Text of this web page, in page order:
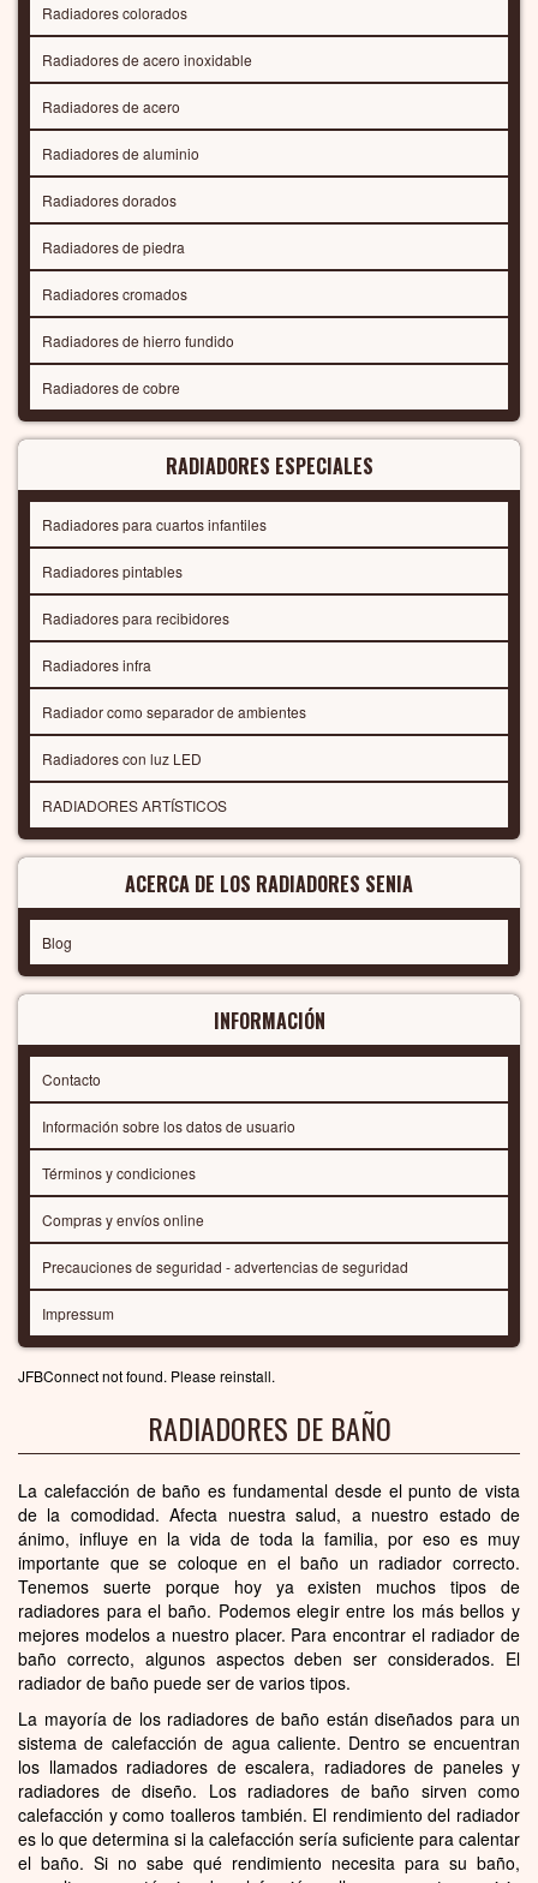
Radiadores colorados
Radiadores de acero inoxidable
Radiadores de acero
Radiadores de aluminio
Radiadores dorados
Radiadores de piedra
Radiadores cromados
Radiadores de hierro fundido
Radiadores de cobre
RADIADORES ESPECIALES
Radiadores para cuartos infantiles
Radiadores pintables
Radiadores para recibidores
Radiadores infra
Radiador como separador de ambientes
Radiadores con luz LED
RADIADORES ARTÍSTICOS
ACERCA DE LOS RADIADORES SENIA
Blog
INFORMACIÓN
Contacto
Información sobre los datos de usuario
Términos y condiciones
Compras y envíos online
Precauciones de seguridad - advertencias de seguridad
Impressum
JFBConnect not found. Please reinstall.
RADIADORES DE BAÑO
La calefacción de baño es fundamental desde el punto de vista
de la comodidad. Afecta nuestra salud, a nuestro estado de
ánimo, influye en la vida de toda la familia, por eso es muy
importante que se coloque en el baño un radiador correcto.
Tenemos suerte porque hoy ya existen muchos tipos de
radiadores para el baño. Podemos elegir entre los más bellos y
mejores modelos a nuestro placer. Para encontrar el radiador de
baño correcto, algunos aspectos deben ser considerados. El
radiador de baño puede ser de varios tipos.
La mayoría de los radiadores de baño están diseñados para un
sistema de calefacción de agua caliente. Dentro se encuentran
los llamados radiadores de escalera, radiadores de paneles y
radiadores de diseño. Los radiadores de baño sirven como
calefacción y como toalleros también. El rendimiento del radiador
es lo que determina si la calefacción sería suficiente para calentar
el baño. Si no sabe qué rendimiento necesita para su baño,